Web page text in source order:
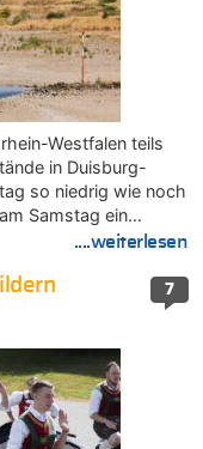
Westfalen teils
in Duisburg-
so niedrig wie noch
Samstag ein…
....weiterlesen
7